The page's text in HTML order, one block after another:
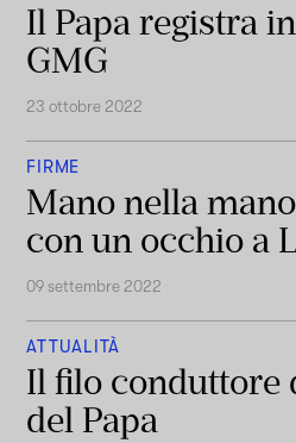
Il Papa registra
GMG
23 ottobre 2022
FIRME
Mano nella
con un occhio a
09 settembre 2022
ATTUALITÀ
Il filo conduttore
del Papa